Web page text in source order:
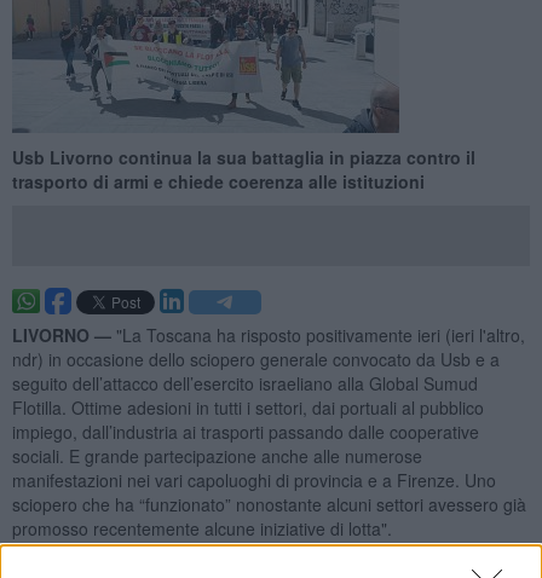
Usb Livorno continua la sua battaglia in piazza contro il
trasporto di armi e chiede coerenza alle istituzioni
LIVORNO — "La Toscana ha risposto positivamente ieri (ieri l'altro,
ndr) in occasione dello sciopero generale convocato da Usb e a
seguito dell’attacco dell’esercito israeliano alla Global Sumud
Flotilla. Ottime adesioni in tutti i settori, dai portuali al pubblico
impiego, dall’industria ai trasporti passando dalle cooperative
sociali. E grande partecipazione anche alle numerose
manifestazioni nei vari capoluoghi di provincia e a Firenze. Uno
sciopero che ha “funzionato” nonostante alcuni settori avessero già
promosso recentemente alcune iniziative di lotta".